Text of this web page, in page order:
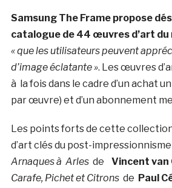
Samsung The Frame propose
catalogue de 44 œuvres d’art du
« que les utilisateurs peuvent
d’image éclatante ». Les œuvres
à la fois dans le cadre d’un achat
par œuvre) et d’un abonnement
Les points forts de cette
d’art clés du post-
Arnaques à Arlesde Vincent van
Carafe, Pichet et Citronsde Paul